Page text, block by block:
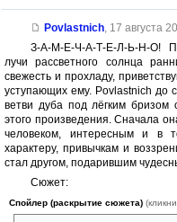
Povlastnich, 17 августа
З-А-М-Е-Ч-А-Т-Е-Л-Ь-Н-О!
лучи рассветного солнца
свежесть и прохладу,
уступающих ему. Povlastnich до
ветви дуба под лёгким
этого произведения. Сначала
человеком, интересным и в
характеру, привычкам и
стал другом, подарившим
Сюжет:
Спойлер (раскрытие сюжета)